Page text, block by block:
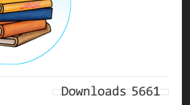
5661
Downloads